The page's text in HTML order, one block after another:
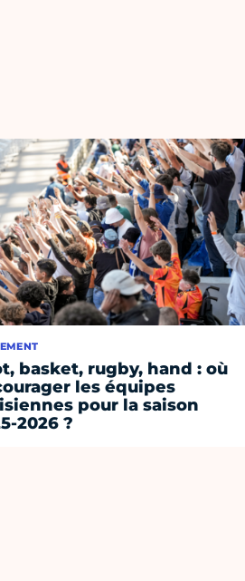
basket, rugby, hand : où
les équipes
pour la saison
2026 ?